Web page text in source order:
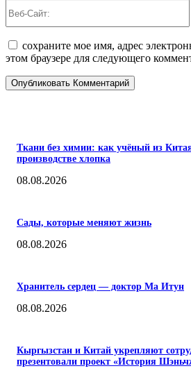
сохраните мое имя, адрес
этом браузере для следующего
Ткани без химии: как учёный из
производстве хлопка
08.08.2026
Сады, которые меняют жизнь
08.08.2026
Хранитель сердец — доктор Ма Итун
08.08.2026
Кыргызстан и Китай укрепляют
презентовали проект «История